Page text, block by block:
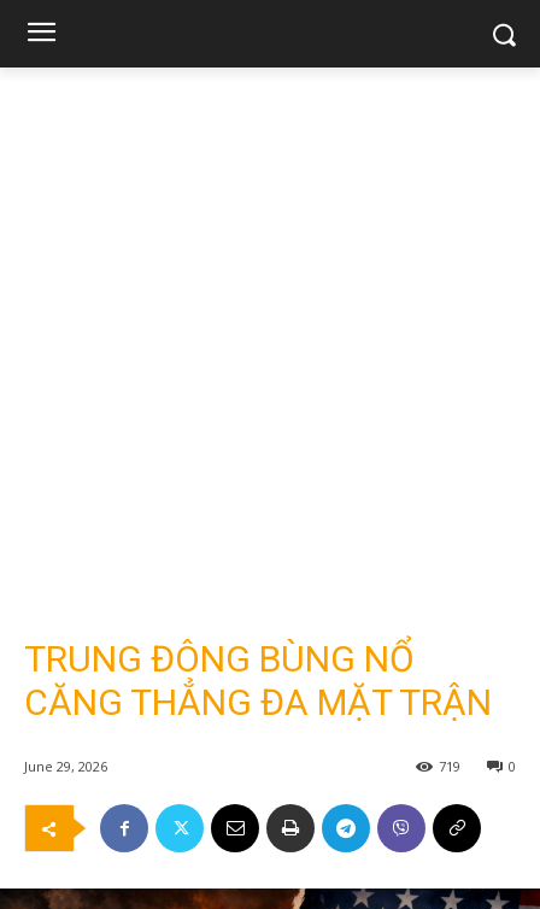
TRUNG ĐÔNG BÙNG NỔ
CĂNG THẲNG ĐA MẶT TRẬN
June 29, 2026 0
719